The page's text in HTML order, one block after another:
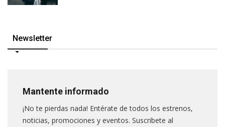
Newsletter
Mantente informado
¡No te pierdas nada! Entérate de todos los estrenos,
noticias, promociones y eventos. Suscribete al